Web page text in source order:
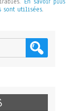
sont utilisées.